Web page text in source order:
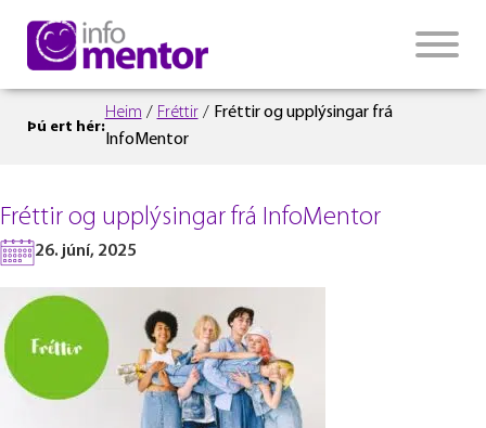
Þú ert hér:
Heim / Fréttir/ Fréttir og upplýsingar frá
InfoMentor
Fréttir og upplýsingar frá InfoMentor
26. júní, 2025